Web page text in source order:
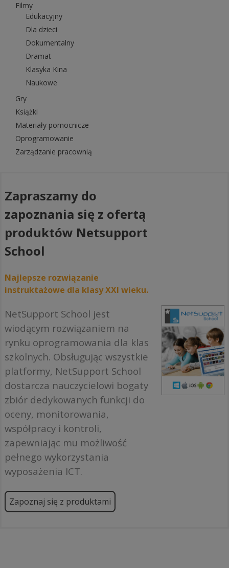
Filmy
Edukacyjny
Dla dzieci
Dokumentalny
Dramat
Klasyka Kina
Naukowe
Gry
Książki
Materiały pomocnicze
Oprogramowanie
Zarządzanie pracownią
Zapraszamy do
zapoznania się z ofertą
produktów Netsupport
School
Najlepsze rozwiązanie
instruktażowe dla klasy XXI wieku.
NetSupport School jest
wiodącym rozwiązaniem na
rynku oprogramowania dla klas
szkolnych. Obsługując wszystkie
platformy, NetSupport School
dostarcza nauczycielowi bogaty
zbiór dedykowanych funkcji do
oceny, monitorowania,
współpracy i kontroli,
zapewniając mu możliwość
pełnego wykorzystania
wyposażenia ICT.
Zapoznaj się z produktami